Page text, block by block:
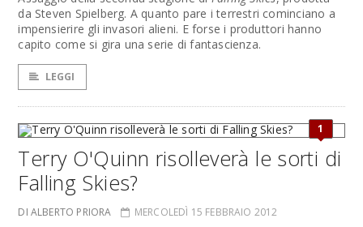
da Steven Spielberg. A quanto pare i terrestri cominciano a
impensierire gli invasori alieni. E forse i produttori hanno
capito come si gira una serie di fantascienza.
LEGGI
1
Terry O'Quinn risolleverà le sorti di
Falling Skies?
DI ALBERTO PRIORA MERCOLEDÌ 15 FEBBRAIO 2012